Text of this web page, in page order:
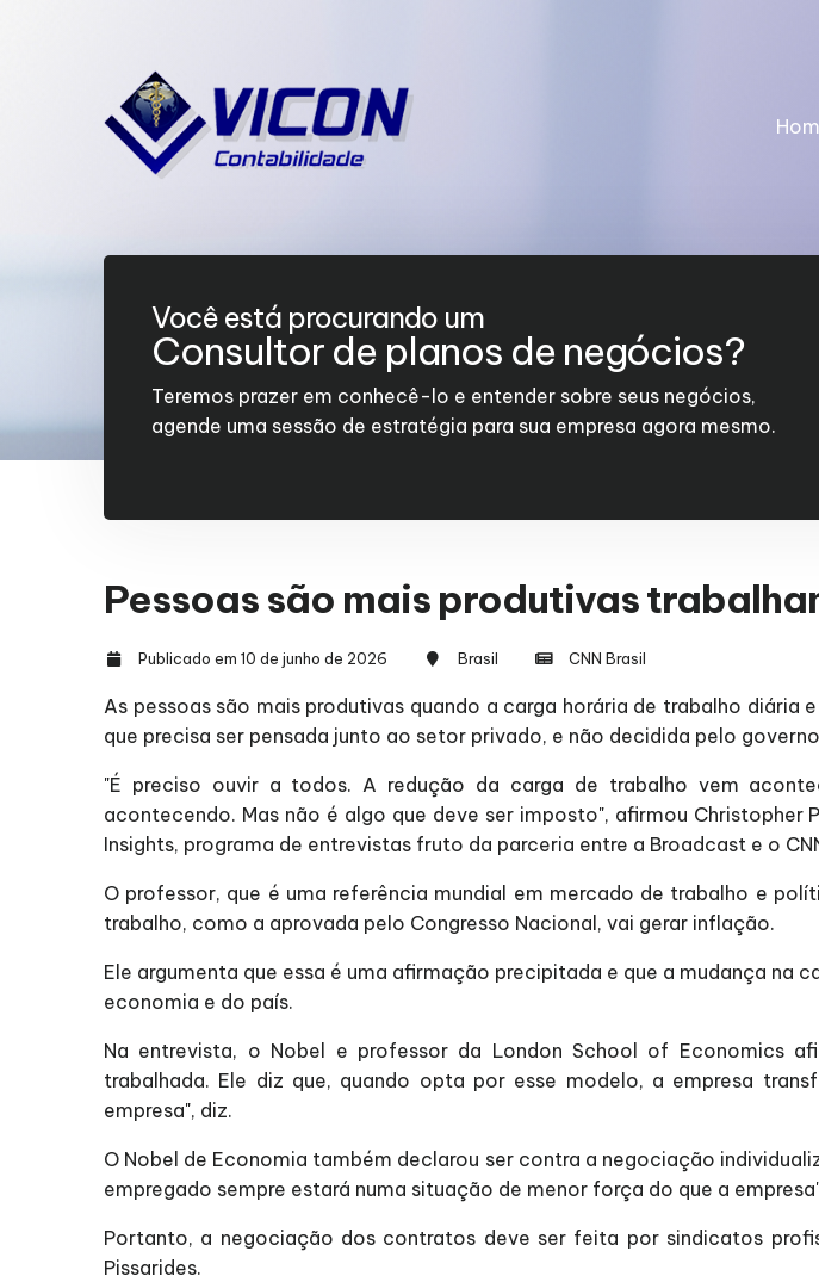
Você está procurando um
Consultor de planos de negócios?
Teremos prazer em conhecê-lo e entender sobre seus negócios,
agende uma sessão de estratégia para sua empresa agora mesmo.
Pessoas são mais produtivas
Publicado em 10 de junho de 2026 Brasil CNN Brasil
As pessoas são mais produtivas quando a carga horária de trabalho diária
que precisa ser pensada junto ao setor privado, e não decidida pelo
"É preciso ouvir a todos. A redução da carga de trabalho vem
acontecendo. Mas não é algo que deve ser imposto", afirmou Christopher
Insights, programa de entrevistas fruto da parceria entre a Broadcast e o
O professor, que é uma referência mundial em mercado de trabalho e
trabalho, como a aprovada pelo Congresso Nacional, vai gerar inflação.
Ele argumenta que essa é uma afirmação precipitada e que a mudança
economia e do país.
Na entrevista, o Nobel e professor da London School of Economics
trabalhada. Ele diz que, quando opta por esse modelo, a empresa
empresa", diz.
O Nobel de Economia também declarou ser contra a negociação
empregado sempre estará numa situação de menor força do que a
Portanto, a negociação dos contratos deve ser feita por sindicatos
Pissarides.